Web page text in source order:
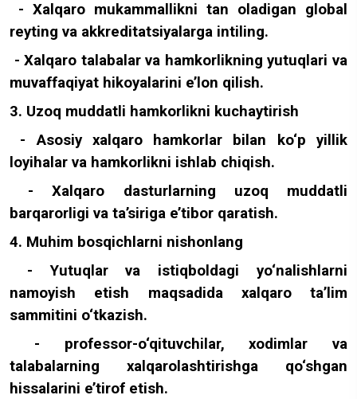
- Xalqaro mukammallikni tan oladigan global
reyting va akkreditatsiyalarga intiling.
- Xalqaro talabalar va hamkorlikning yutuqlari va
muvaffaqiyat hikoyalarini e’lon qilish.
3. Uzoq muddatli hamkorlikni kuchaytirish
- Asosiy xalqaro hamkorlar bilan ko‘p yillik
loyihalar va hamkorlikni ishlab chiqish.
- Xalqaro dasturlarning uzoq muddatli
barqarorligi va ta’siriga e’tibor qaratish.
4. Muhim bosqichlarni nishonlang
- Yutuqlar va istiqboldagi yo‘nalishlarni
namoyish etish maqsadida xalqaro ta’lim
sammitini o‘tkazish.
- professor-o‘qituvchilar, xodimlar va
talabalarning xalqarolashtirishga qo‘shgan
hissalarini e’tirof etish.